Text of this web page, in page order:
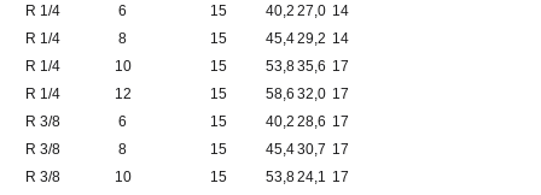
R 1/4
6 15 40,2 27,0 14
R 1/4
8 15 45,429,2 14
R 1/4
10 15 53,835,6 17
R 1/4
12 15 58,6 32,0 17
R 3/8
6 15 40,2 28,6 17
R 3/8
8 15 45,430,7 17
R 3/8
10 15 53,824,1 17